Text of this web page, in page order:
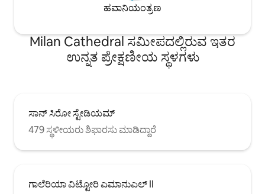
ಹವಾನಿಯಂತ್ರಣ
Milan Cathedral ಸಮೀಪದಲ್ಲಿರುವ ಇತರ
ಉನ್ನತ ಪ್ರೇಕ್ಷಣೀಯ ಸ್ಥಳಗಳು
ಸಾನ್ ಸಿರೋ ಸ್ಟೇಡಿಯಮ್
479 ಸ್ಥಳೀಯರು ಶಿಫಾರಸು ಮಾಡಿದ್ದಾರೆ
ಗಾಲೆರಿಯಾ ವಿಟ್ಟೋರಿ ಎಮಾನುಎಲ್ II